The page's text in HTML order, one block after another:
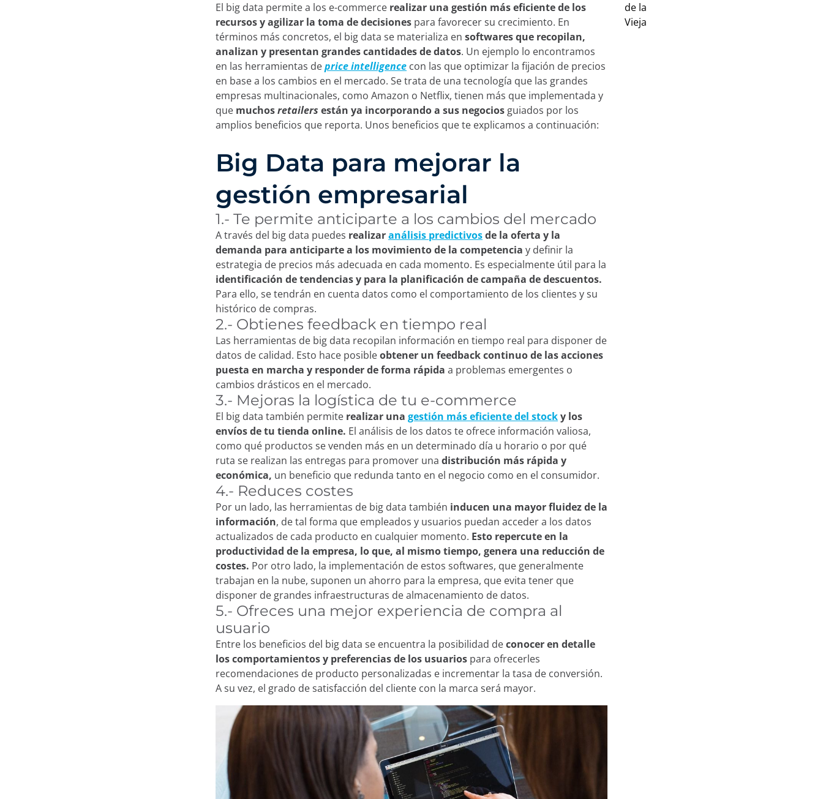
El big data permite a los e-commerce realizar una gestión más eficiente de los
recursos y agilizar la toma de decisiones para favorecer su crecimiento. En
términos más concretos, el big data se materializa en softwares que recopilan,
analizan y presentan grandes cantidades de datos. Un ejemplo lo encontramos
en las herramientas deprice intelligence con las que optimizar la fijación de precios
en base a los cambios en el mercado. Se trata de una tecnología que las grandes
empresas multinacionales, como Amazon o Netflix, tienen más que implementada y
que muchosretailers están ya incorporando a sus negocios guiados por los
amplios beneficios que reporta. Unos beneficios que te explicamos a continuación:
Big Data para mejorar la
gestión empresarial
1.- Te permite anticiparte a los cambios del mercado
A través del big data puedes realizaranálisis predictivosde la oferta y la
demanda para anticiparte a los movimiento de la competencia y definir la
estrategia de precios más adecuada en cada momento. Es especialmente útil para la
identificación de tendencias y para la planificación de campaña de descuentos.
Para ello, se tendrán en cuenta datos como el comportamiento de los clientes y su
histórico de compras.
2.- Obtienes feedback en tiempo real
Las herramientas de big data recopilan información en tiempo real para disponer de
datos de calidad. Esto hace posibleobtener un feedback continuo de las acciones
puesta en marcha y responder de forma rápida a problemas emergentes o
cambios drásticos en el mercado.
3.- Mejoras la logística de tu e-commerce
El big data también permite realizar una gestión más eficiente del stocky los
envíos de tu tienda online. El análisis de los datos te ofrece información valiosa,
como qué productos se venden más en un determinado día u horario o por qué
ruta se realizan las entregas para promover una distribución más rápida y
económica, un beneficio que redunda tanto en el negocio como en el consumidor.
4.- Reduces costes
Por un lado, las herramientas de big data también inducen una mayor fluidez de la
información, de tal forma que empleados y usuarios puedan acceder a los datos
actualizados de cada producto en cualquier momento. Esto repercute en la
productividad de la empresa, lo que, al mismo tiempo, genera una reducción de
costes. Por otro lado, la implementación de estos softwares, que generalmente
trabajan en la nube, suponen un ahorro para la empresa, que evita tener que
disponer de grandes infraestructuras de almacenamiento de datos.
5.- Ofreces una mejor experiencia de compra al
usuario
Entre los beneficios del big data se encuentra la posibilidad deconocer en detalle
los comportamientos y preferencias de los usuarios para ofrecerles
recomendaciones de producto personalizadas e incrementar la tasa de conversión.
A su vez, el grado de satisfacción del cliente con la marca será mayor.
En este sitio utilizamos cookies:
En Minderest utilizamos cookies propias y de terceros y/o tecnologías similares que almacenan y
registran información mientras navegas por la web. La finalidad de esta información puede ser muy
diversa, desde mejorar tu experiencia en la página web mostrando el contenido en tu idioma o
recomendar otros contenidos de tu interés, hasta identificarte como usuario a la hora de acceder a
áreas privadas de la web. También puede ser utilizada para la personalización de anuncios,
mediante plataformas publicitarias comoGoogle Adsy otras. Puedes aceptar todas las cookies
pulsando el botón “Aceptar”, configurarlas desde “Configuración de cookies” o rechazar su uso
clicando en el botón “Rechazar”. Puedes conocer las diferentes cookies que utilizamos en nuestro
Aviso legal, política de privacidad y cookies.
Rechazar
Configuración de cookies